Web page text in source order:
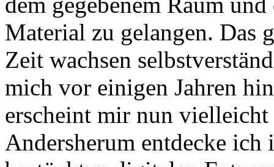
Material zu gelangen. Das
Zeit wachsen
mich vor einigen Jahren
erscheint mir nun
Andersherum entdecke